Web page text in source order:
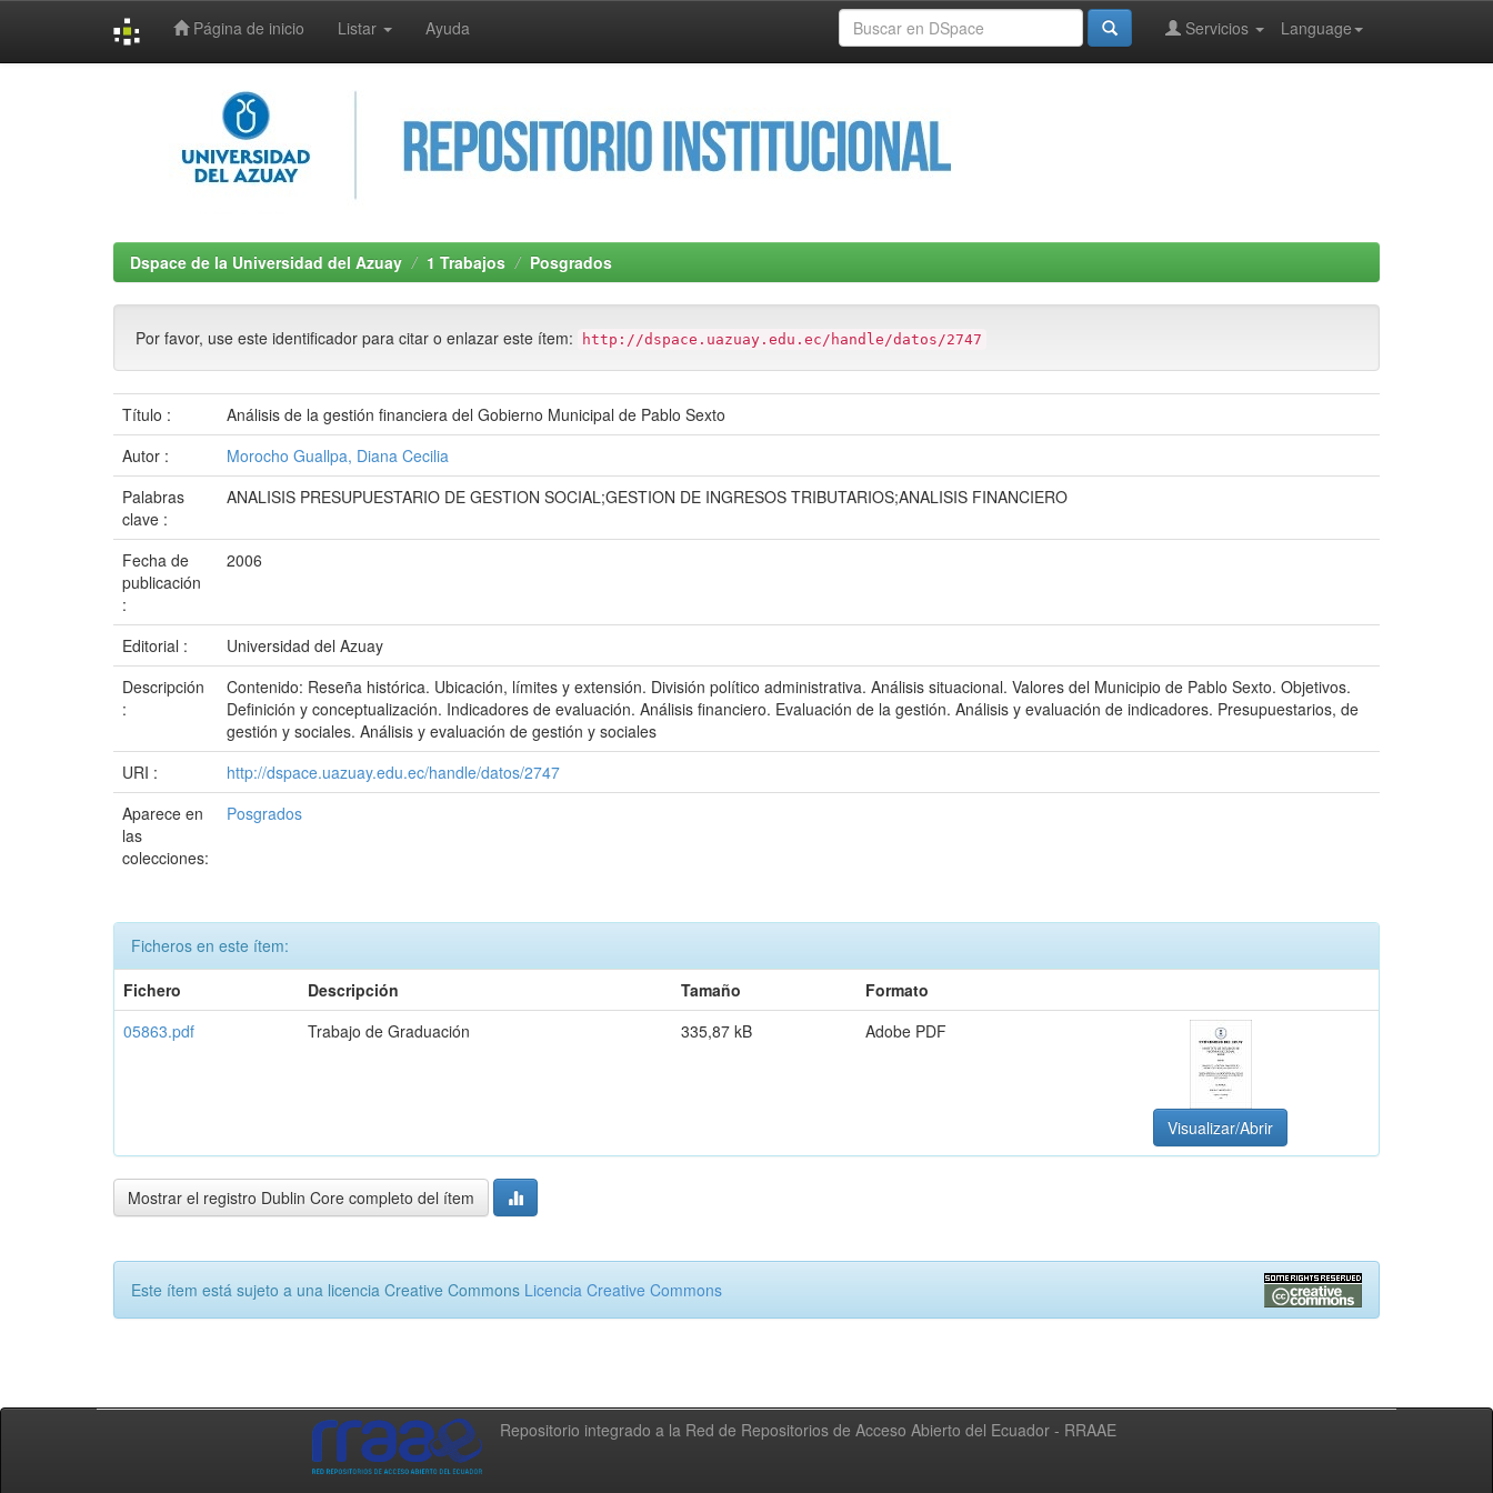
Página de inicio Listar Ayuda Language
Servicios
Dspace de la Universidad del Azuay 1 Trabajos Posgrados
Por favor, use este identificador para citar o enlazar este ítem: http://dspace.uazuay.edu.ec/handle/datos/2747
Título :
Análisis de la gestión financiera del Gobierno Municipal de Pablo Sexto
Autor :
Morocho Guallpa, Diana Cecilia
Palabras
clave :
ANALISIS PRESUPUESTARIO DE GESTION SOCIAL;GESTION DE INGRESOS TRIBUTARIOS;ANALISIS FINANCIERO
Fecha de
publicación
:
2006
Editorial :
Universidad del Azuay
Descripción
:
Contenido: Reseña histórica. Ubicación, límites y extensión. División político administrativa. Análisis situacional. Valores del Municipio de Pablo Sexto. Objetivos.
Definición y conceptualización. Indicadores de evaluación. Análisis financiero. Evaluación de la gestión. Análisis y evaluación de indicadores. Presupuestarios, de
gestión y sociales. Análisis y evaluación de gestión y sociales
URI :
http://dspace.uazuay.edu.ec/handle/datos/2747
Aparece en
las
colecciones:
Posgrados
Ficheros en este ítem:
Fichero
Descripción Tamaño
Formato
05863.pdf
Trabajo de Graduación 335,87 kB Adobe PDF
Visualizar/Abrir
Mostrar el registro Dublin Core completo del ítem
Este ítem está sujeto a una licencia Creative Commons Licencia Creative Commons
Repositorio integrado a la Red de Repositorios de Acceso Abierto del Ecuador - RRAAE